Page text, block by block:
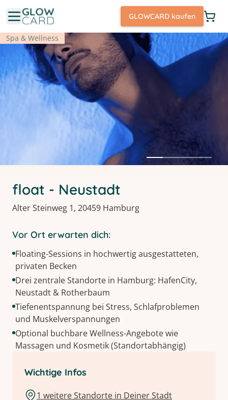
GLOWCARD kaufen
Spa & Wellness
float - Neustadt
Alter Steinweg 1, 20459 Hamburg
Vor Ort erwarten dich:
Floating-Sessions in hochwertig ausgestatteten,
privaten Becken
Drei zentrale Standorte in Hamburg: HafenCity,
Neustadt & Rotherbaum
Tiefenentspannung bei Stress, Schlafproblemen
und Muskelverspannungen
Optional buchbare Wellness-Angebote wie
Massagen und Kosmetik (Standortabhängig)
Wichtige Infos
1 weitere Standorte in Deiner Stadt